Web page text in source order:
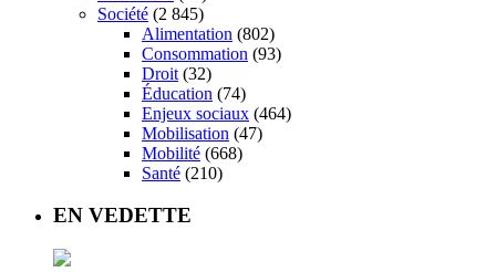
Société (2 845)
Alimentation (802)
Consommation (93)
Droit (32)
Éducation (74)
Enjeux sociaux (464)
Mobilisation (47)
Mobilité (668)
Santé (210)
EN VEDETTE